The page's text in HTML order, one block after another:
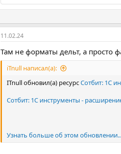
11.02.24
Там не форматы дельт, а просто
iTnull написал(а):
ITnull обновил(а) ресурсСотбит: 1С
Сотбит: 1С инструменты -
Узнать больше об этом